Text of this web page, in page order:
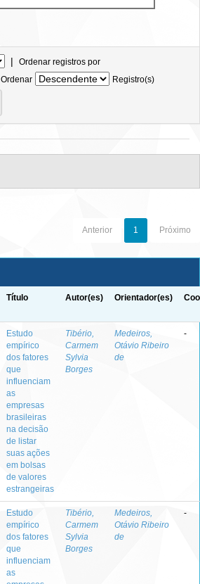
| Ordenar registros por
Ordenar
Registro(s)
Anterior 1 Próximo
Título Autor(es) Orientador(es)
Estudo
empírico
dos fatores
que
influenciam
as
empresas
brasileiras
na decisão
de listar
suas ações
em bolsas
de valores
estrangeiras
Tibério,
Carmem
Sylvia
Borges
Medeiros,
Otávio Ribeiro
de
-
Estudo
empírico
dos fatores
que
influenciam
as
Tibério,
Carmem
Sylvia
Borges
Medeiros,
Otávio Ribeiro
de
-